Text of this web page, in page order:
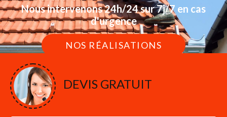
Nous intervenons 24h/24 sur 7j/7 en cas
d'urgence
NOS RÉALISATIONS
DEVIS GRATUIT